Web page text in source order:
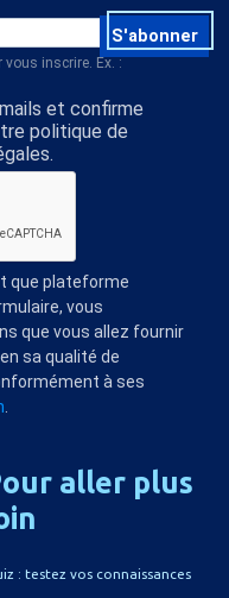
S'abonner
inscrire. Ex. :
et confirme
politique de
que plateforme
vous
que vous allez fournir
sa qualité de
à ses
aller plus
: testez vos connaissances